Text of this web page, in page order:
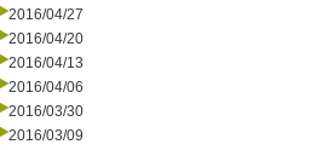
2016/04/27
2016/04/20
2016/04/13
2016/04/06
2016/03/30
2016/03/09